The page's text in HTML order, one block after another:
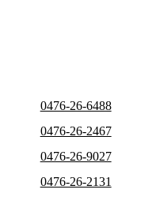
0476-26-6488
0476-26-2467
0476-26-9027
0476-26-2131